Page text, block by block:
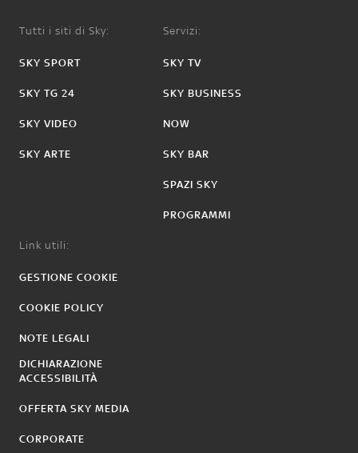
Tutti i siti di Sky:
SKY SPORT
SKY TG 24
SKY VIDEO
SKY ARTE
Servizi:
SKY TV
SKY BUSINESS
NOW
SKY BAR
SPAZI SKY
PROGRAMMI
Link utili:
GESTIONE COOKIE
COOKIE POLICY
NOTE LEGALI
DICHIARAZIONE
ACCESSIBILITÀ
OFFERTA SKY MEDIA
CORPORATE